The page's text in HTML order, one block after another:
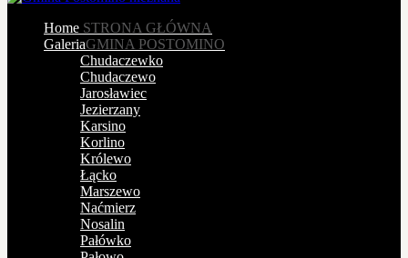
Home STRONA GŁÓWNA
GaleriaGMINA POSTOMINO
Chudaczewko
Chudaczewo
Jarosławiec
Jezierzany
Karsino
Korlino
Królewo
Łącko
Marszewo
Naćmierz
Nosalin
Pałówko